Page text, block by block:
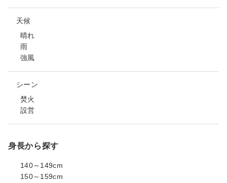
天候
晴れ
雨
強風
シーン
焚火
設営
身長から探す
140～149cm
150～159cm